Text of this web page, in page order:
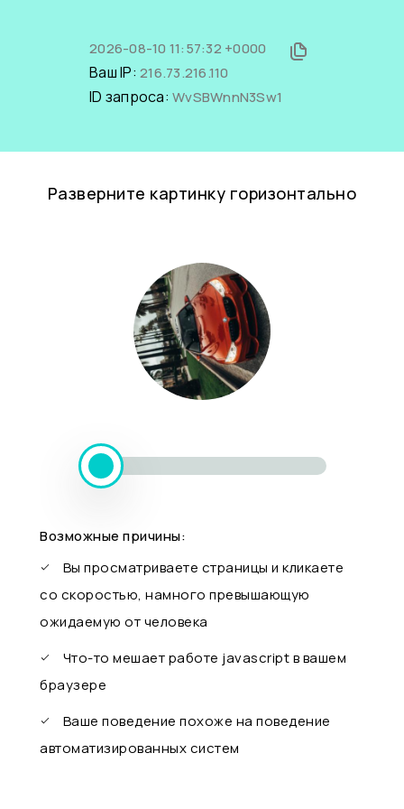
2026-08-10 11:57:32 +0000
Ваш IP: 216.73.216.110
ID запроса: WvSBWnnN3Sw1
Разверните картинку горизонтально
Возможные причины:
Вы просматриваете страницы и кликаете
со скоростью, намного превышающую
ожидаемую от человека
Что-то мешает работе javascript в вашем
браузере
Ваше поведение похоже на поведение
автоматизированных систем